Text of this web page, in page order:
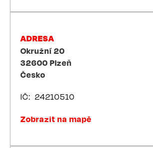
ADRESA
Okružní 20
32600 Plzeň
Česko
IČ 24210510
Zobrazit na mapě